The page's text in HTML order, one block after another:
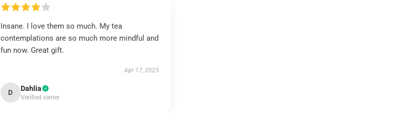
Insane. I love them so much. My tea
contemplations are so much more mindful and
fun now. Great gift.
Apr 17, 2025
D Dahlia
Verified owner